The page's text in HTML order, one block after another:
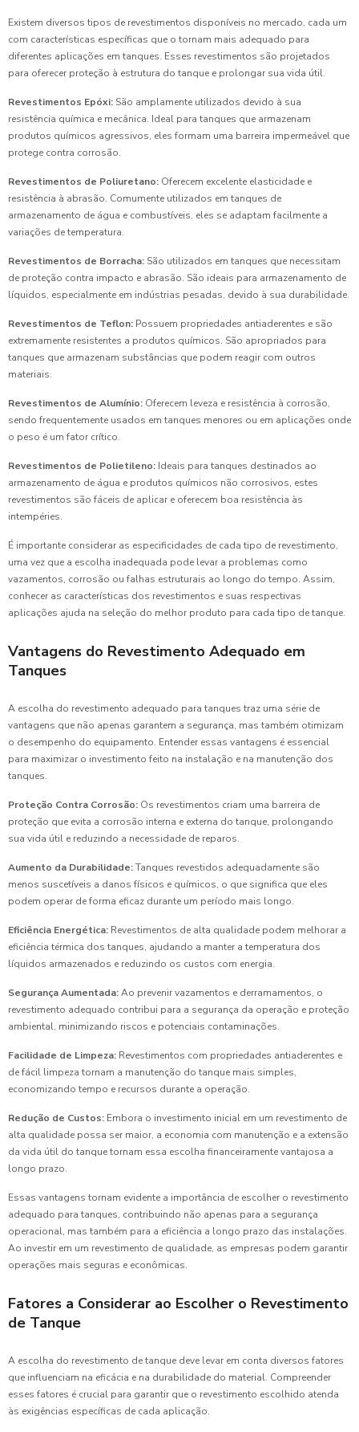
Existem diversos tipos de revestimentos disponíveis no mercado, cada um
com características específicas que o tornam mais adequado para
diferentes aplicações em tanques. Esses revestimentos são projetados
para oferecer proteção à estrutura do tanque e prolongar sua vida útil.
Revestimentos Epóxi: São amplamente utilizados devido à sua
resistência química e mecânica. Ideal para tanques que armazenam
produtos químicos agressivos, eles formam uma barreira impermeável que
protege contra corrosão.
Revestimentos de Poliuretano: Oferecem excelente elasticidade e
resistência à abrasão. Comumente utilizados em tanques de
armazenamento de água e combustíveis, eles se adaptam facilmente a
variações de temperatura.
Revestimentos de Borracha: São utilizados em tanques que necessitam
de proteção contra impacto e abrasão. São ideais para armazenamento de
líquidos, especialmente em indústrias pesadas, devido à sua durabilidade.
Revestimentos de Teflon: Possuem propriedades antiaderentes e são
extremamente resistentes a produtos químicos. São apropriados para
tanques que armazenam substâncias que podem reagir com outros
materiais.
Revestimentos de Alumínio: Oferecem leveza e resistência à corrosão,
sendo frequentemente usados em tanques menores ou em aplicações onde
o peso é um fator crítico.
Revestimentos de Polietileno: Ideais para tanques destinados ao
armazenamento de água e produtos químicos não corrosivos, estes
revestimentos são fáceis de aplicar e oferecem boa resistência às
intempéries.
É importante considerar as especificidades de cada tipo de revestimento,
uma vez que a escolha inadequada pode levar a problemas como
vazamentos, corrosão ou falhas estruturais ao longo do tempo. Assim,
conhecer as características dos revestimentos e suas respectivas
aplicações ajuda na seleção do melhor produto para cada tipo de tanque.
Vantagens do Revestimento Adequado em
Tanques
A escolha do revestimento adequado para tanques traz uma série de
vantagens que não apenas garantem a segurança, mas também otimizam
o desempenho do equipamento. Entender essas vantagens é essencial
para maximizar o investimento feito na instalação e na manutenção dos
tanques.
Proteção Contra Corrosão: Os revestimentos criam uma barreira de
proteção que evita a corrosão interna e externa do tanque, prolongando
sua vida útil e reduzindo a necessidade de reparos.
Aumento da Durabilidade:Tanques revestidos adequadamente são
menos suscetíveis a danos físicos e químicos, o que significa que eles
podem operar de forma eficaz durante um período mais longo.
Eficiência Energética: Revestimentos de alta qualidade podem melhorar a
eficiência térmica dos tanques, ajudando a manter a temperatura dos
líquidos armazenados e reduzindo os custos com energia.
Segurança Aumentada:Ao prevenir vazamentos e derramamentos, o
revestimento adequado contribui para a segurança da operação e proteção
ambiental, minimizando riscos e potenciais contaminações.
Facilidade de Limpeza: Revestimentos com propriedades antiaderentes e
de fácil limpeza tornam a manutenção do tanque mais simples,
economizando tempo e recursos durante a operação.
Redução de Custos: Embora o investimento inicial em um revestimento de
alta qualidade possa ser maior, a economia com manutenção e a extensão
da vida útil do tanque tornam essa escolha financeiramente vantajosa a
longo prazo.
Essas vantagens tornam evidente a importância de escolher o revestimento
adequado para tanques, contribuindo não apenas para a segurança
operacional, mas também para a eficiência a longo prazo das instalações.
Ao investir em um revestimento de qualidade, as empresas podem garantir
operações mais seguras e econômicas.
Fatores a Considerar ao Escolher o Revestimento
de Tanque
A escolha do revestimento de tanque deve levar em conta diversos fatores
que influenciam na eficácia e na durabilidade do material. Compreender
esses fatores é crucial para garantir que o revestimento escolhido atenda
às exigências específicas de cada aplicação.